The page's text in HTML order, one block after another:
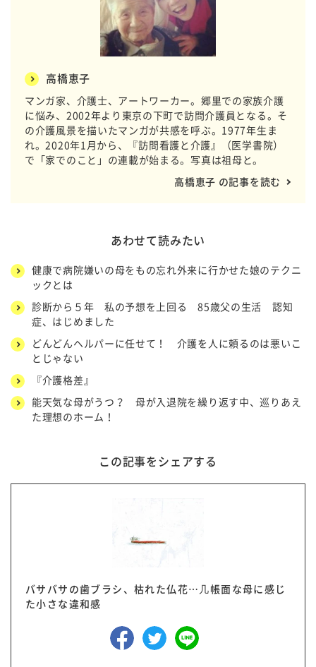
高橋恵子
マンガ家、介護士、アートワーカー。郷里での家族介護
に悩み、2002年より東京の下町で訪問介護員となる。そ
の介護風景を描いたマンガが共感を呼ぶ。1977年生ま
れ。2020年1月から、
『訪問看護と介護』（医学書院）
で「家でのこと」の連載が始まる。写真は祖母と。
高橋恵子 の記事を読む
あわせて読みたい
健康で病院嫌いの母をもの忘れ外来に行かせた娘のテクニ
ックとは
診断から５年 私の予想を上回る 85歳父の生活 認知
症、はじめました
どんどんヘルパーに任せて！ 介護を人に頼るのは悪いこ
とじゃない
『介護格差』
能天気な母がうつ？ 母が入退院を繰り返す中、巡りあえ
た理想のホーム！
この記事をシェアする
バサバサの歯ブラシ、枯れた仏花…几帳面な母に感じ
た小さな違和感